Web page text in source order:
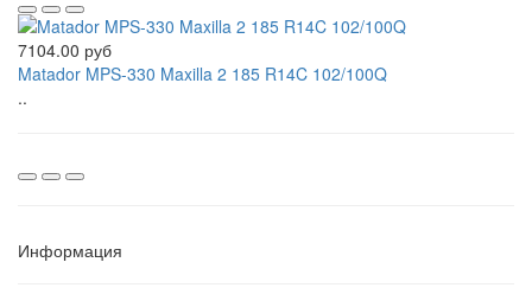
7104.00 руб
Matador MPS-330 Maxilla 2 185 R14C 102/100Q
..
Информация